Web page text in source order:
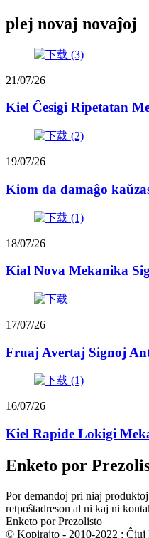
plej novaj novaĵoj
21/07/26
Kiel Ĉesigi Ripetatan
19/07/26
Kiom da damaĝo
18/07/26
Kial Nova Mekanika
17/07/26
Fruaj Avertaj Signoj
16/07/26
Kiel Rapide Lokigi
Enketo por
Por demandoj pri niaj
retpoŝtadreson al ni kaj ni
Enketo por Prezolisto
© Kopirajto - 2010-2022 : Ĉiuj